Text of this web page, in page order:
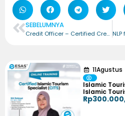
SEBELUMNYA
Credit Officer – Certified Credit Officer (CCO)
11Agustus
Islamic
Islamic